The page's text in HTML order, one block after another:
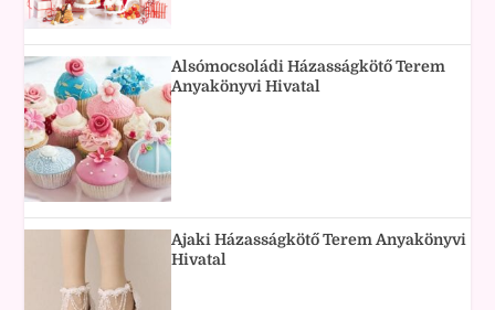
Alsómocsoládi Házasságkötő Terem
Anyakönyvi Hivatal
Ajaki Házasságkötő Terem Anyakönyvi
Hivatal